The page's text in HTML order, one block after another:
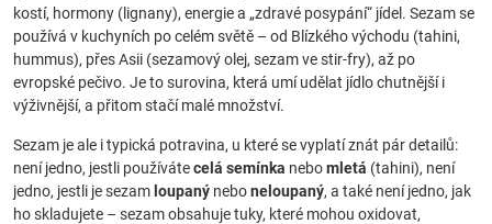
kostí, hormony (lignany), energie a „zdravé posypání“ jídel. Sezam se
používá v kuchyních po celém světě – od Blízkého východu (tahini,
hummus), přes Asii (sezamový olej, sezam ve stir-fry), až po
evropské pečivo. Je to surovina, která umí udělat jídlo chutnější i
výživnější, a přitom stačí malé množství.
Sezam je ale i typická potravina, u které se vyplatí znát pár detailů:
není jedno, jestli používátecelá semínka nebomletá (tahini), není
jedno, jestli je sezam loupaný neboneloupaný, a také není jedno, jak
ho skladujete – sezam obsahuje tuky, které mohou oxidovat,